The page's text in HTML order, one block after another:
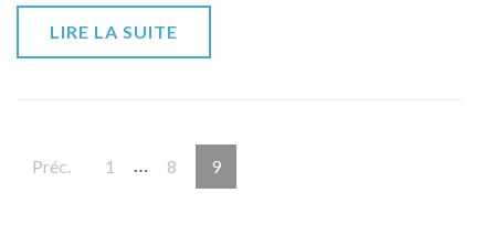
LIRE LA SUITE
Pagination
des
Préc. Page
1 … Page
8 Page
9